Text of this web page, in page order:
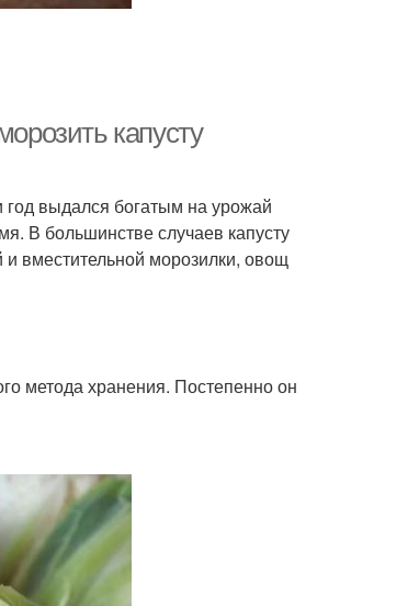
капусту
выдался богатым на урожай
В большинстве случаев капусту
вместительной морозилки, овощ
метода хранения. Постепенно он